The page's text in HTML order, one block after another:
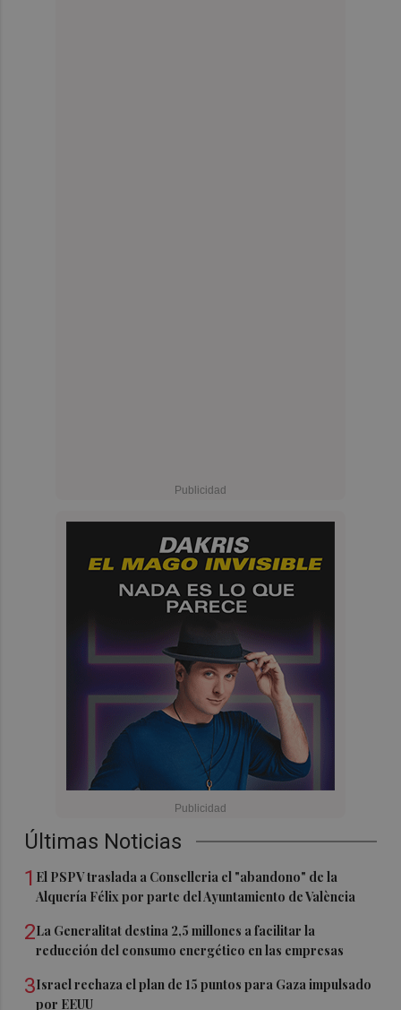
Últimas Noticias
1 El PSPV traslada a Conselleria el "abandono" de la
Alquería Félix por parte del Ayuntamiento de València
2La Generalitat destina 2,5 millones a facilitar la
reducción del consumo energético en las empresas
3Israel rechaza el plan de 15 puntos para Gaza impulsado
por EEUU